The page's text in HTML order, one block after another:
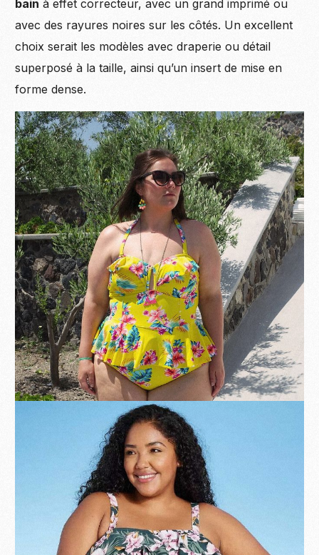
bain à effet correcteur, avec un grand imprimé ou
avec des rayures noires sur les côtés. Un excellent
choix serait les modèles avec draperie ou détail
superposé à la taille, ainsi qu’un insert de mise en
forme dense.